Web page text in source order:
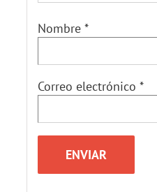
Nombre *
Correo electrónico *